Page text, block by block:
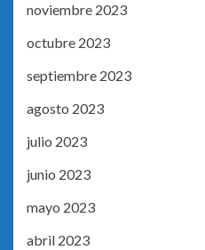
noviembre 2023
octubre 2023
septiembre 2023
agosto 2023
julio 2023
junio 2023
mayo 2023
abril 2023